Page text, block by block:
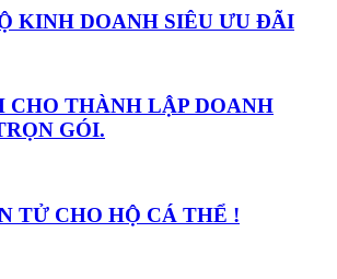
KINH DOANH SIÊU ƯU ĐÃI
CHO THÀNH LẬP DOANH
GÓI.
TỬ CHO HỘ CÁ THỂ !